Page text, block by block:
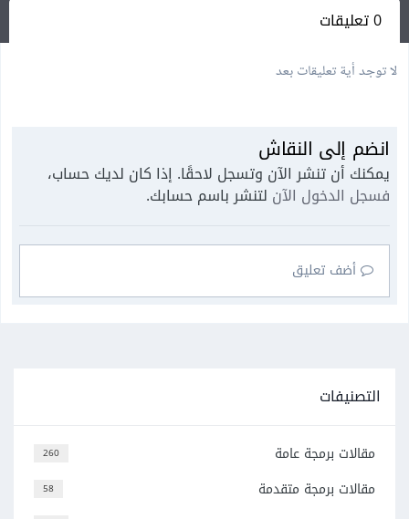
0 تعليقات
لا توجد أية تعليقات بعد
انضم إلى النقاش
يمكنك أن تنشر الآن وتسجل لاحقًا. إذا كان لديك حساب،
فسجل الدخول الآن لتنشر باسم حسابك.
أضف تعليق
التصنيفات
260 مقالات برمجة عامة
58 مقالات برمجة متقدمة